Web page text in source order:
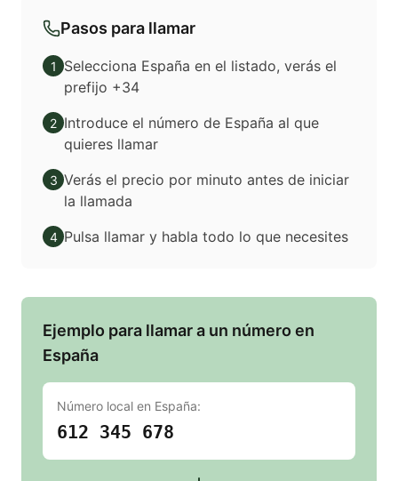
Pasos para llamar
1
Selecciona España en el listado, verás el
prefijo +34
2 Introduce el número de España al que
quieres llamar
3 Verás el precio por minuto antes de iniciar
la llamada
4 Pulsa llamar y habla todo lo que necesites
Ejemplo para llamar a un número en
España
Número local en España:
612 345 678